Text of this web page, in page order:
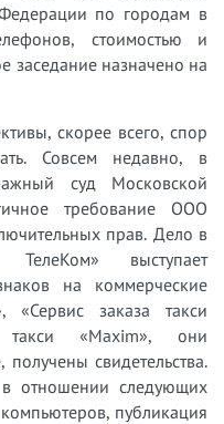
по городам в
стоимостью и
заседание назначено на
скорее всего, спор
Совсем недавно, в
суд Московской
требование ООО
прав. Дело в
выступает
на коммерческие
«Сервис заказа такси
такси «Maxim», они
получены свидетельства.
отношении следующих
публикация